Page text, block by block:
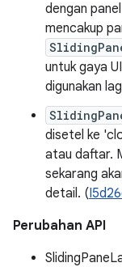
dengan
mencakup
untuk gaya
digunakan
disetel ke
atau daftar.
sekarang
detail. (
Perubahan API